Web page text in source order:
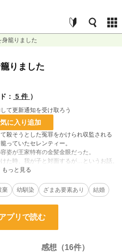
身籠りました
りました
： 5 件 ）
て更新通知を受け取ろう
に入り追加
殺そうとした冤罪をかけられ収監される
っていたセレンティー。
姿が王家特有の金髪金眼だった。
た時、我が子と対面するが…というお話。
棄 幼馴染 ざまあ要素あり 結婚
プリで読む
感想（16件）